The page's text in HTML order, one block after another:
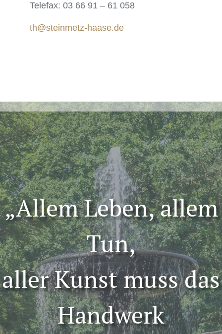
Telefax: 03 66 91 – 61 058
th@steinmetz-haase.de
„Allem Leben, allem
Tun,
aller Kunst muss das
Handwerk